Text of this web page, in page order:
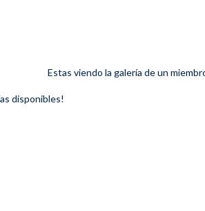
Estas viendo la galería de un
disponibles!